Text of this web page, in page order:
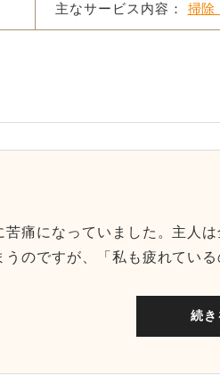
主なサービス内容： 掃除
痛になっていました。主人
のですが、「私も疲れている
続き